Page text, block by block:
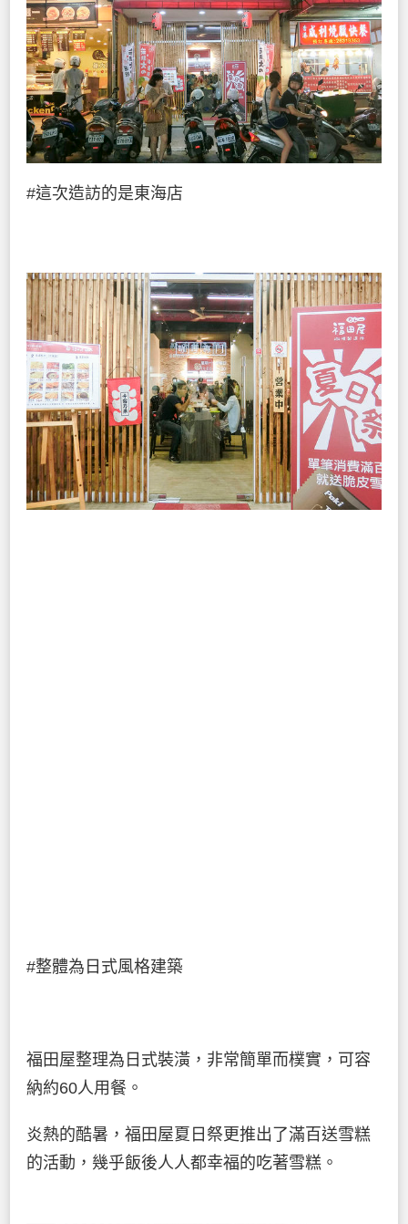
#這次造訪的是東海店
#整體為日式風格建築
福田屋整理為日式裝潢，非常簡單而樸實，可容
納約60人用餐。
炎熱的酷暑，福田屋夏日祭更推出了滿百送雪糕
的活動，幾乎飯後人人都幸福的吃著雪糕。